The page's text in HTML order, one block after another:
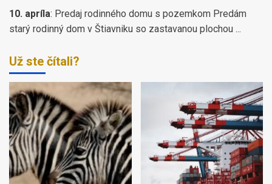
10. apríla: Predaj rodinného domu s pozemkom Predám
starý rodinný dom v Štiavniku so zastavanou plochou ...
Už ste čítali?